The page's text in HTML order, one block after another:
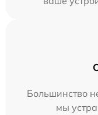
Большинство
мы